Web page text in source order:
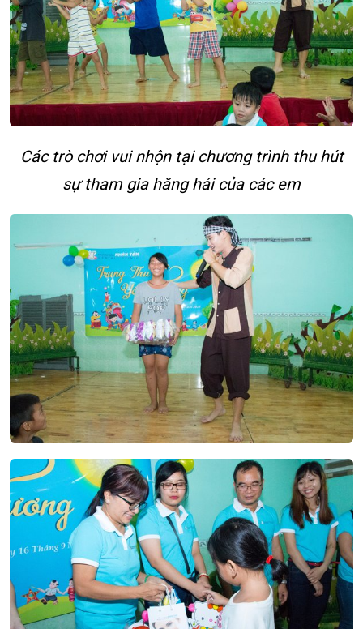
Các trò chơi vui nhộn tại chương trình thu hút
sự tham gia hăng hái của các em